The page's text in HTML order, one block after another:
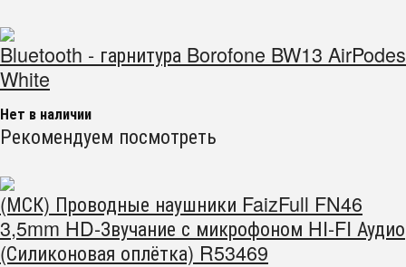
Bluetooth - гарнитура Borofone BW13 AirPodes
White
Нет в наличии
Рекомендуем посмотреть
(МСК) Проводные наушники FaizFull FN46
3,5mm HD-Звучание с микрофоном HI-FI Аудио
(Силиконовая оплётка) R53469